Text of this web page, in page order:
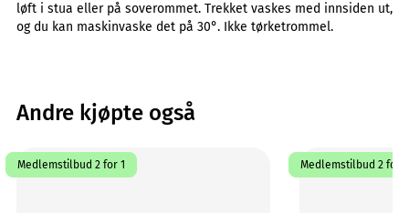
løft i stua eller på soverommet. Trekket vaskes med innsiden ut,
og du kan maskinvaske det på 30°. Ikke tørketrommel.
Andre kjøpte også
Medlemstilbud 2 for 1 Medlemstilbud 2 for 1